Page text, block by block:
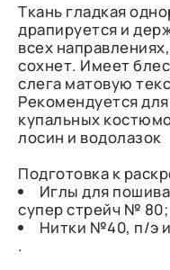
Ткань гладкая
драпируется и
всех
сохнет. Имеет
слега матовую
Рекомендуется
купальных
лосин и водолазок
Подготовка к
Иглы для
супер стрейч № 80;
Нитки №40, п/э
.